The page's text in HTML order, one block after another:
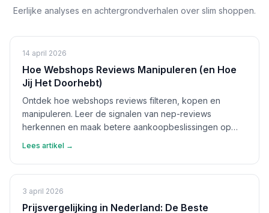
Eerlijke analyses en achtergrondverhalen over slim shoppen.
14 april 2026
Hoe Webshops Reviews Manipuleren (en Hoe
Jij Het Doorhebt)
Ontdek hoe webshops reviews filteren, kopen en
manipuleren. Leer de signalen van nep-reviews
herkennen en maak betere aankoopbeslissingen op
Lees artikel →
3 april 2026
Prijsvergelijking in Nederland: De Beste